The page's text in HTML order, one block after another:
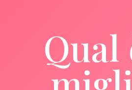
Qual